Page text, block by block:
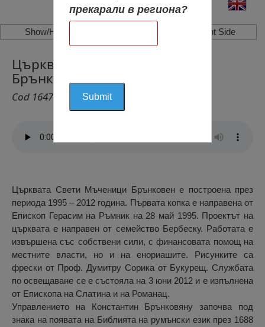
Show/Hide Left Side Show/Hide Right Side
Църквата Свети Мъченици
Брънковени, Русънещ
Cod 1647
Църквата Свети Мъченици Брънковен е построена през
периода 1995 – 2012 година. Първата копка е направена от
Епископ Герасим на Ръмник на 28 май 1995. Проектът на
църквата е направен от семейство Бербеску. Работата е
извършена със собствени сили, с финансовата помощ на
местните власти, но и на енориашите. Рисунките са
фрески от Проф. Думитру Сорика от Букурещ. Службата
по освещаване се е състояла на 3 юни 2012 и е изпълнена
от Епископа на Слатина и на Романац.
Управлението на Константин Брънковяну започва под
знака на появата на Библията на румънски език през 1688
прекарали в региона?